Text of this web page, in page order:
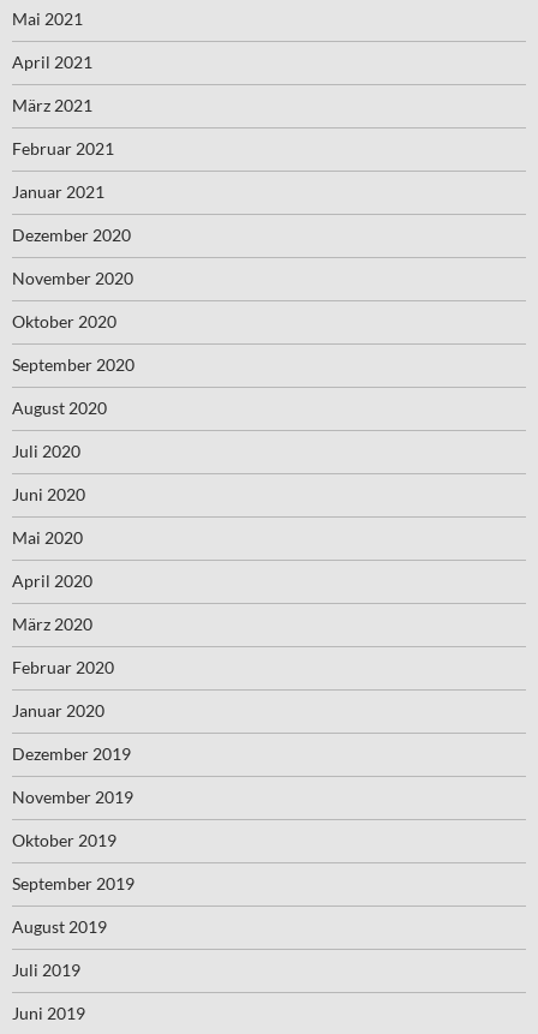
Mai 2021
April 2021
März 2021
Februar 2021
Januar 2021
Dezember 2020
November 2020
Oktober 2020
September 2020
August 2020
Juli 2020
Juni 2020
Mai 2020
April 2020
März 2020
Februar 2020
Januar 2020
Dezember 2019
November 2019
Oktober 2019
September 2019
August 2019
Juli 2019
Juni 2019